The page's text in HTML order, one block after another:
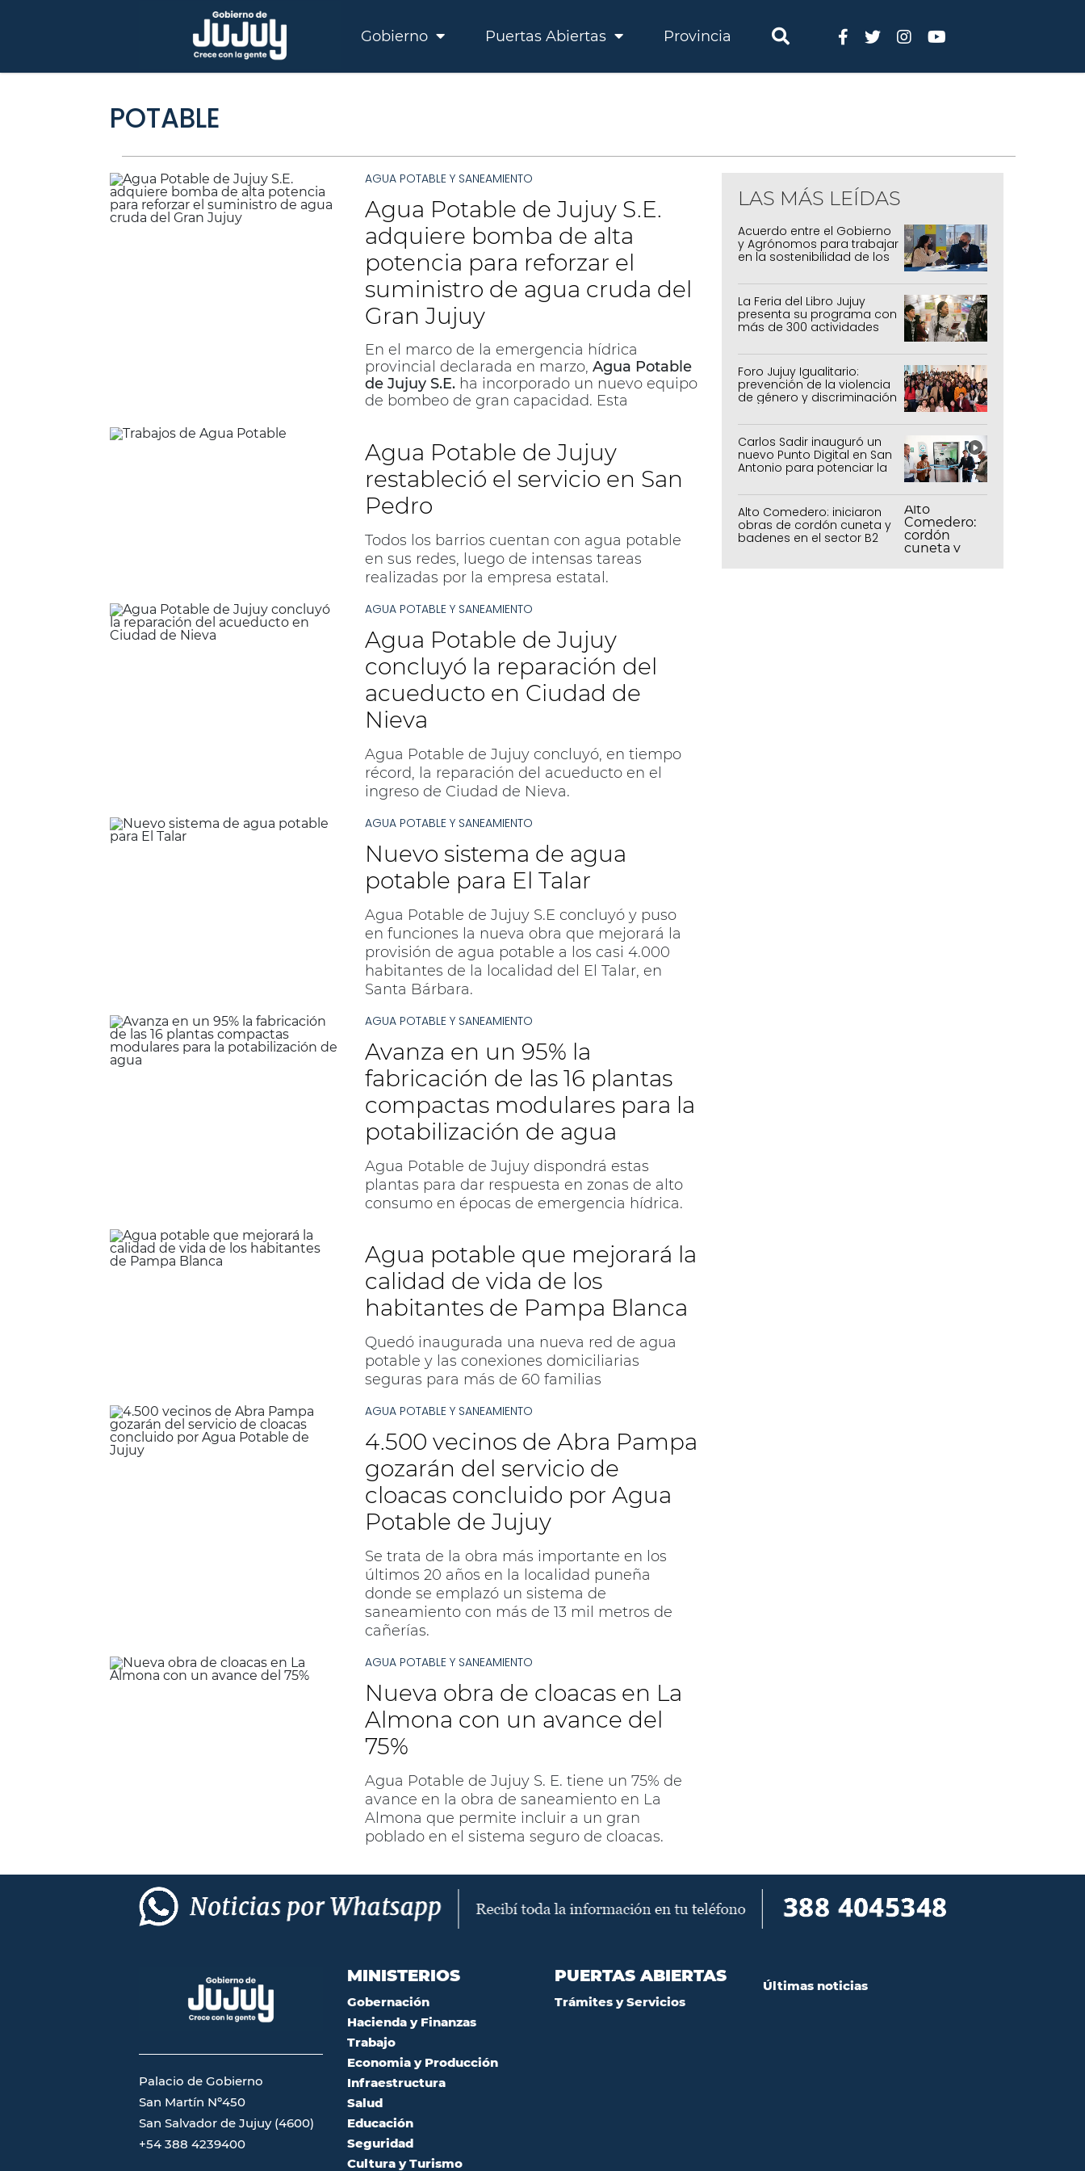
Gobierno Puertas Abiertas Provincia
POTABLE
AGUA POTABLE Y SANEAMIENTO
Agua Potable de Jujuy S.E.
adquiere bomba de alta
potencia para reforzar el
suministro de agua cruda del
Gran Jujuy
En el marco de la emergencia hídrica
provincial declarada en marzo, Agua Potable
de Jujuy S.E.ha incorporado un nuevo equipo
de bombeo de gran capacidad. Esta
de agua cruda que conecta la toma de
Guerrero
con laPlanta Potabilizadora de Alto
Reyes, una infraestructura clave para el
abastecimiento del
Agua Potable de Jujuy
restableció el servicio en San
Pedro
Todos los barrios cuentan con agua potable
en sus redes, luego de intensas tareas
realizadas por la empresa estatal.
AGUA POTABLE Y SANEAMIENTO
Agua Potable de Jujuy
concluyó la reparación del
acueducto en Ciudad de
Nieva
Agua Potable de Jujuy concluyó, en tiempo
récord, la reparación del acueducto en el
ingreso de Ciudad de Nieva.
AGUA POTABLE Y SANEAMIENTO
Nuevo sistema de agua
potable para El Talar
Agua Potable de Jujuy S.E concluyó y puso
en funciones la nueva obra que mejorará la
provisión de agua potable a los casi 4.000
habitantes de la localidad del El Talar, en
Santa Bárbara.
AGUA POTABLE Y SANEAMIENTO
Avanza en un 95% la
fabricación de las 16 plantas
compactas modulares para la
potabilización de agua
Agua Potable de Jujuy dispondrá estas
plantas para dar respuesta en zonas de alto
consumo en épocas de emergencia hídrica.
Agua potable que mejorará la
calidad de vida de los
habitantes de Pampa Blanca
Quedó inaugurada una nueva red de agua
potable y las conexiones domiciliarias
seguras para más de 60 familias
AGUA POTABLE Y SANEAMIENTO
4.500 vecinos de Abra Pampa
gozarán del servicio de
cloacas concluido por Agua
Potable de Jujuy
Se trata de la obra más importante en los
últimos 20 años en la localidad puneña
donde se emplazó un sistema de
saneamiento con más de 13 mil metros de
cañerías.
AGUA POTABLE Y SANEAMIENTO
Nueva obra de cloacas en La
Almona con un avance del
75%
Agua Potable de Jujuy S. E. tiene un 75% de
avance en la obra de saneamiento en La
Almona que permite incluir a un gran
poblado en el sistema seguro de cloacas.
LAS MÁS LEÍDAS
Acuerdo entre el Gobierno
y Agrónomos para trabajar
en la sostenibilidad de los
agrícolas, pecuarios y
forestal
La Feria del Libro Jujuy
presenta su programa con
más de 300 actividades
Foro Jujuy Igualitario:
prevención de la violencia
de género y discriminación
Carlos Sadir inauguró un
nuevo Punto Digital en San
Antonio para potenciar la
inclusión tecnológica
Alto Comedero: iniciaron
obras de cordón cuneta y
badenes en el sector B2
Palacio de Gobierno
San Martín Nº450
San Salvador de Jujuy (4600)
+54 388 4239400
MINISTERIOS
Gobernación
Hacienda y Finanzas
Trabajo
Economia y Producción
Infraestructura
Salud
Educación
Seguridad
Cultura y Turismo
PUERTAS ABIERTAS
Trámites y Servicios
Últimas noticias